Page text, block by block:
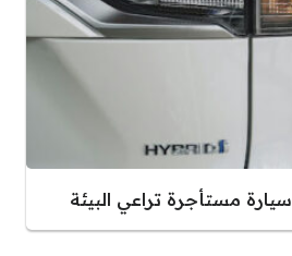
سيارة مستأجرة تراعي البيئة